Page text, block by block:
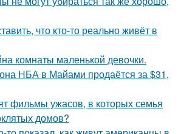
что кто-то реально живёт в
комнаты маленькой девочки.
НБА в Майами продаётся за $31,
фильмы ужасов, в которых семья
домов?